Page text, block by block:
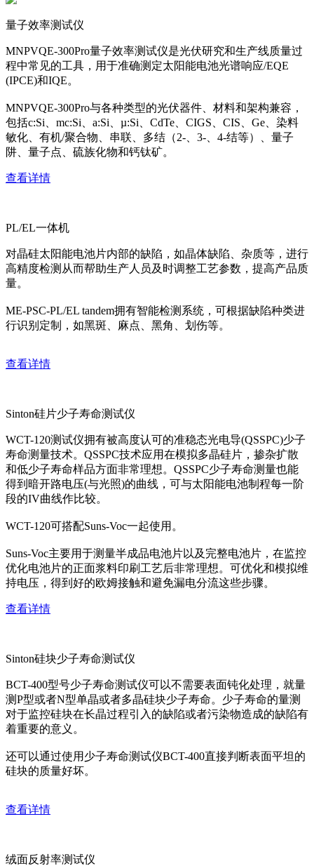
量子效率测试仪
MNPVQE-300Pro量子效率测试仪是光伏研究和生产线质量过
程中常见的工具，用于准确测定太阳能电池光谱响应/EQE
(IPCE)和IQE。
MNPVQE-300Pro与各种类型的光伏器件、材料和架构兼容，
包括c:Si、mc:Si、a:Si、µ:Si、CdTe、CIGS、CIS、Ge、染料
敏化、有机/聚合物、串联、多结（2-、3-、4-结等）、量子
阱、量子点、硫族化物和钙钛矿。
查看详情
PL/EL一体机
对晶硅太阳能电池片内部的缺陷，如晶体缺陷、杂质等，进行
高精度检测从而帮助生产人员及时调整工艺参数，提高产品质
量。
ME-PSC-PL/EL tandem拥有智能检测系统，可根据缺陷种类进
行识别定制，如黑斑、麻点、黑角、划伤等。
查看详情
Sinton硅片少子寿命测试仪
WCT-120测试仪拥有被高度认可的准稳态光电导(QSSPC)少子
寿命测量技术。QSSPC技术应用在模拟多晶硅片，掺杂扩散
和低少子寿命样品方面非常理想。QSSPC少子寿命测量也能
得到暗开路电压(与光照)的曲线，可与太阳能电池制程每一阶
段的IV曲线作比较。
WCT-120可搭配Suns-Voc一起使用。
Suns-Voc主要用于测量半成品电池片以及完整电池片，在监控
优化电池片的正面浆料印刷工艺后非常理想。可优化和模拟维
持电压，得到好的欧姆接触和避免漏电分流这些步骤。
查看详情
Sinton硅块少子寿命测试仪
BCT-400型号少子寿命测试仪可以不需要表面钝化处理，就量
测P型或者N型单晶或者多晶硅块少子寿命。少子寿命的量测
对于监控硅块在长晶过程引入的缺陷或者污染物造成的缺陷有
着重要的意义。
还可以通过使用少子寿命测试仪BCT-400直接判断表面平坦的
硅块的质量好坏。
查看详情
绒面反射率测试仪